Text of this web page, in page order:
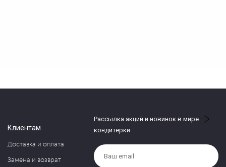
Клиентам
Доставка и оплата
Замена и возврат
Рассылка акций и новинок в мире
кондитерки